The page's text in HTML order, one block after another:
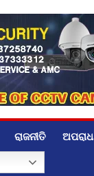
ରାଜନୀତି ଅପରାଧ